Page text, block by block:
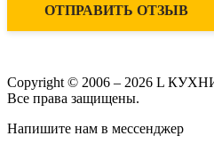
ОТПРАВИТЬ ОТЗЫВ
Copyright © 2006 – 2026 L
Все права защищены.
Напишите нам в мессенджер